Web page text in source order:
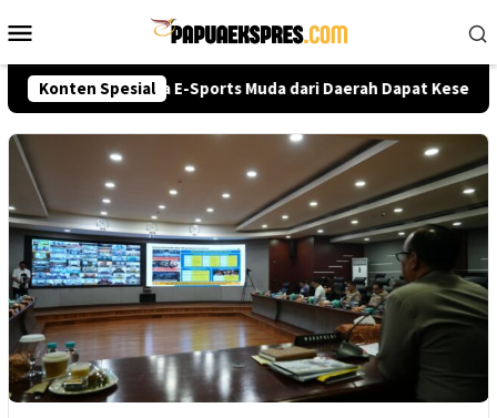
ke
Mobile
Konten Spesial
Cup 2026, Talenta E-Sports Muda dari Daerah Dapat